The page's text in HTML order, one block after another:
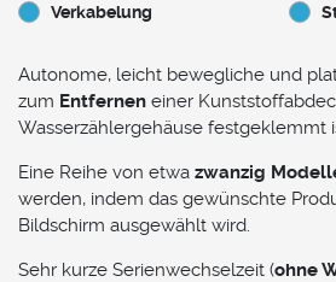
Verkabelung
Autonome, leicht bewegliche und
zum Entfernen einer
Wasserzählergehäuse festgeklemmt
Eine Reihe von etwa zwanzig
werden, indem das gewünschte
Bildschirm ausgewählt wird.
Sehr kurze Serienwechselzeit (ohne